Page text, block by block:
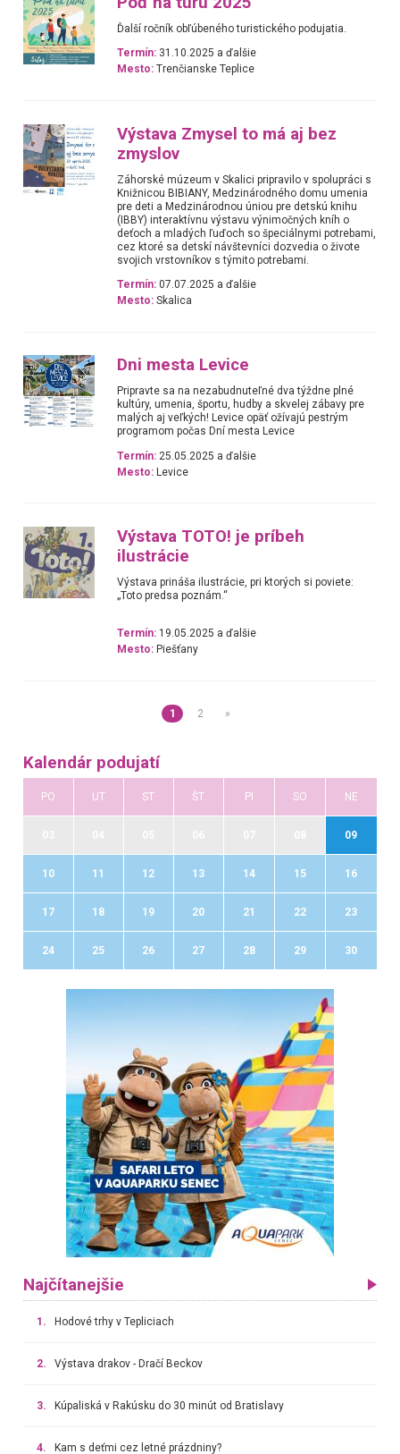
Ďalší ročník obľúbeného turistického podujatia.
Termín: 31.10.2025 a ďalšie
Mesto: Trenčianske Teplice
Výstava Zmysel to má aj bez
zmyslov
Záhorské múzeum v Skalici pripravilo v spolupráci s
Knižnicou BIBIANY, Medzinárodného domu umenia
pre deti a Medzinárodnou úniou pre detskú knihu
(IBBY) interaktívnu výstavu výnimočných kníh o
deťoch a mladých ľuďoch so špeciálnymi potrebami,
cez ktoré sa detskí návštevníci dozvedia o živote
svojich vrstovníkov s týmito potrebami.
Termín: 07.07.2025 a ďalšie
Mesto: Skalica
Dni mesta Levice
Pripravte sa na nezabudnuteľné dva týždne plné
kultúry, umenia, športu, hudby a skvelej zábavy pre
malých aj veľkých! Levice opäť ožívajú pestrým
programom počas Dní mesta Levice
Termín: 25.05.2025 a ďalšie
Mesto: Levice
Výstava TOTO! je príbeh
ilustrácie
Výstava prináša ilustrácie, pri ktorých si poviete:
„Toto predsa poznám.“
Termín: 19.05.2025 a ďalšie
Mesto: Piešťany
1 2 »
Kalendár podujatí
PO UT ST ŠT PI SO NE
09
10 11 12 13 14 15 16
17 18 19 20 21 22 23
24 25 26 27 28 29 30
Najčítanejšie
1. Hodové trhy v Tepliciach
2. Výstava drakov - Dračí Beckov
3. Kúpaliská v Rakúsku do 30 minút od Bratislavy
4. Kam s deťmi cez letné prázdniny?